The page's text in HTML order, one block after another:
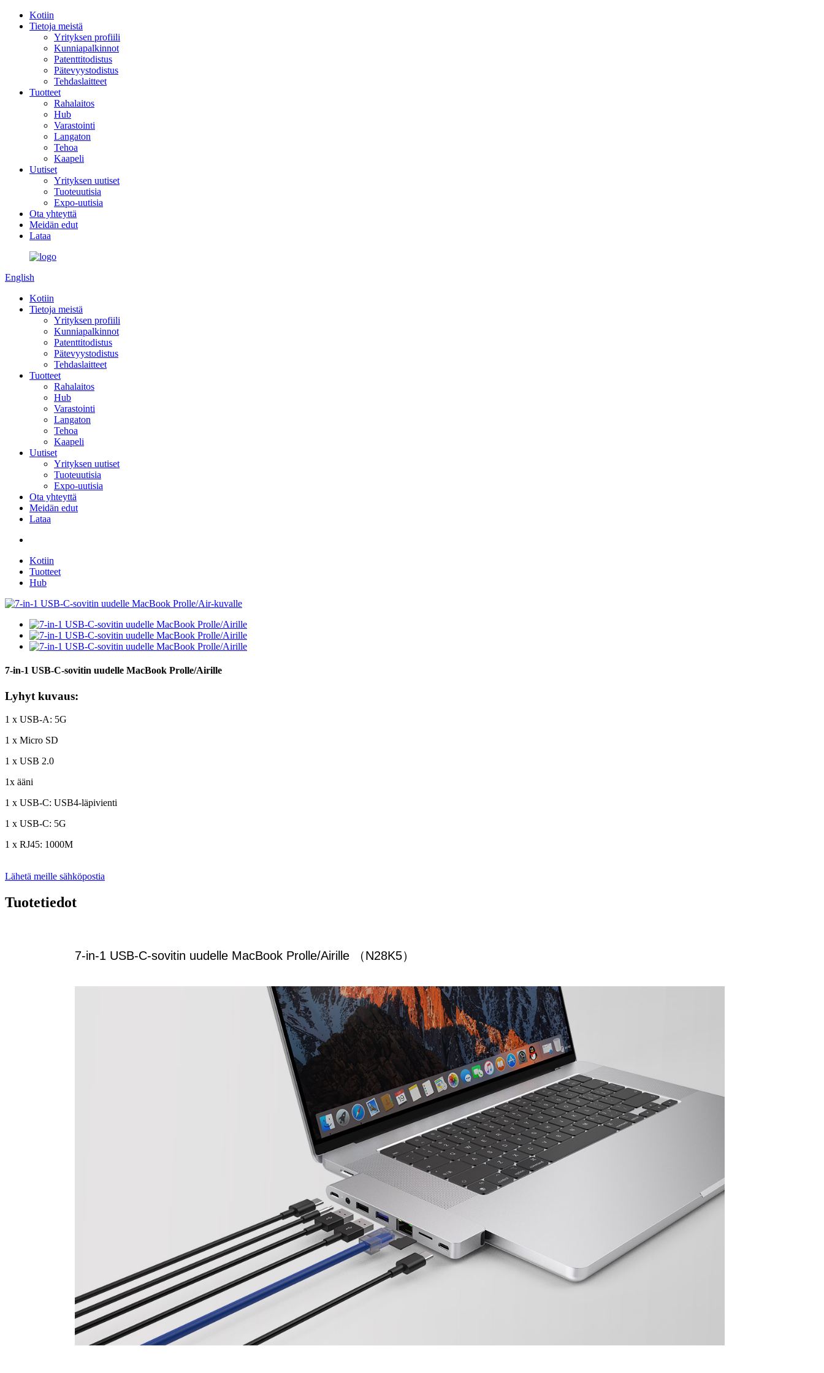
Kotiin
Tietoja meistä
Yrityksen profiili
Kunniapalkinnot
Patenttitodistus
Pätevyystodistus
Tehdaslaitteet
Tuotteet
Rahalaitos
Hub
Varastointi
Langaton
Tehoa
Kaapeli
Uutiset
Yrityksen uutiset
Tuoteuutisia
Expo-uutisia
Ota yhteyttä
Meidän edut
Lataa
English
Kotiin
Tietoja meistä
Yrityksen profiili
Kunniapalkinnot
Patenttitodistus
Pätevyystodistus
Tehdaslaitteet
Tuotteet
Rahalaitos
Hub
Varastointi
Langaton
Tehoa
Kaapeli
Uutiset
Yrityksen uutiset
Tuoteuutisia
Expo-uutisia
Ota yhteyttä
Meidän edut
Lataa
Kotiin
Tuotteet
Hub
7-in-1 USB-C-sovitin uudelle MacBook Prolle/Airille
Lyhyt kuvaus:
1 x USB-A: 5G
1 x Micro SD
1 x USB 2.0
1x ääni
1 x USB-C: USB4-läpivienti
1 x USB-C: 5G
1 x RJ45: 1000M
Lähetä meille sähköpostia
Tuotetiedot
7-in-1 USB-C-sovitin uudelle MacBook Prolle/Airille （N28K5）